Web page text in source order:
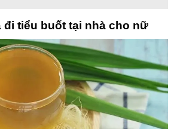
đi tiểu buốt tại nhà cho nữ